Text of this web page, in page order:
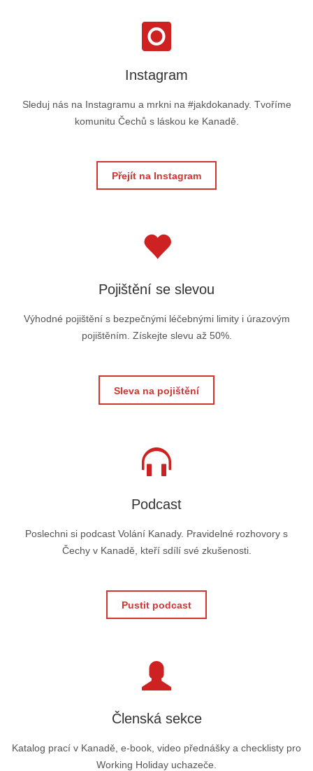
Instagram
Sleduj nás na Instagramu a mrkni na #jakdokanady. Tvoříme
komunitu Čechů s láskou ke Kanadě.
Přejít na Instagram
Pojištění se slevou
Výhodné pojištění s bezpečnými léčebnými limity i úrazovým
pojištěním. Získejte slevu až 50%.
Sleva na pojištění
Podcast
Poslechni si podcast Volání Kanady. Pravidelné rozhovory s
Čechy v Kanadě, kteří sdílí své zkušenosti.
Pustit podcast
Členská sekce
Katalog prací v Kanadě, e-book, video přednášky a checklisty pro
Working Holiday uchazeče.